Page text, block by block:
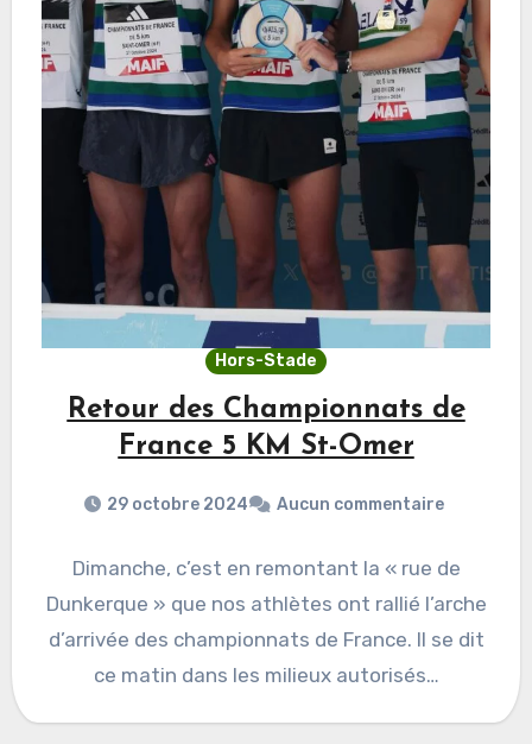
Hors-Stade
Retour des Championnats de
France 5 KM St-Omer
29 octobre 2024 Aucun commentaire
Dimanche, c’est en remontant la « rue de
Dunkerque » que nos athlètes ont rallié l’arche
d’arrivée des championnats de France. Il se dit
ce matin dans les milieux autorisés…